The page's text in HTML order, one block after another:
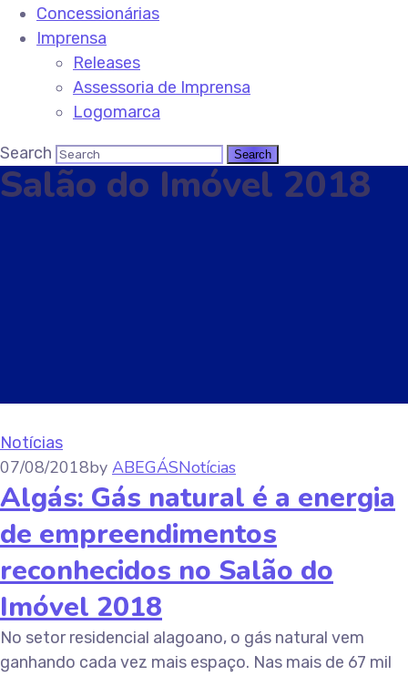
Concessionárias
Imprensa
Releases
Assessoria de Imprensa
Logomarca
Search
Salão do Imóvel 2018
Notícias
07/08/2018by ABEGÁSNotícias
Algás: Gás natural é a energia
de empreendimentos
reconhecidos no Salão do
Imóvel 2018
No setor residencial alagoano, o gás natural vem
ganhando cada vez mais espaço. Nas mais de 67 mil